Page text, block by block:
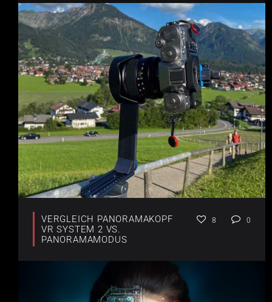
VERGLEICH PANORAMAKOPF
VR SYSTEM 2 VS.
PANORAMAMODUS
8 0